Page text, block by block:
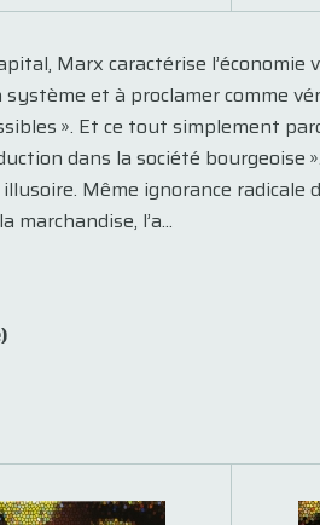
Marx caractérise
et à proclamer comme
». Et ce tout simplement
dans la société bourgeoise
Même ignorance
l’a...